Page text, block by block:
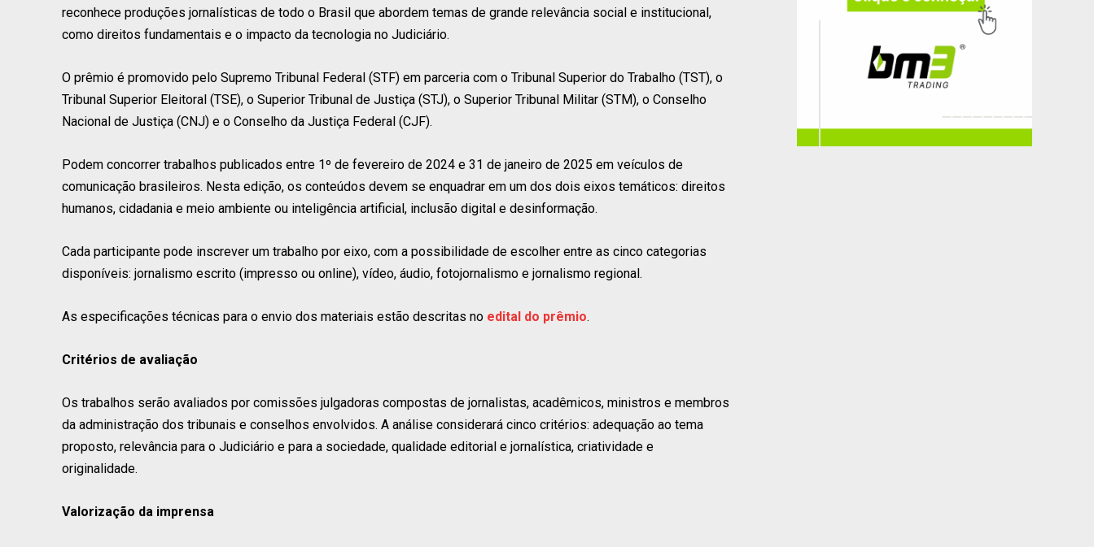
reconhece produções jornalísticas de todo o Brasil que abordem temas de grande relevância social e institucional,
como direitos fundamentais e o impacto da tecnologia no Judiciário.
O prêmio é promovido pelo Supremo Tribunal Federal (STF) em parceria com o Tribunal Superior do Trabalho (TST), o
Tribunal Superior Eleitoral (TSE), o Superior Tribunal de Justiça (STJ), o Superior Tribunal Militar (STM), o Conselho
Nacional de Justiça (CNJ) e o Conselho da Justiça Federal (CJF).
Podem concorrer trabalhos publicados entre 1º de fevereiro de 2024 e 31 de janeiro de 2025 em veículos de
comunicação brasileiros. Nesta edição, os conteúdos devem se enquadrar em um dos dois eixos temáticos: direitos
humanos, cidadania e meio ambiente ou inteligência artificial, inclusão digital e desinformação.
Cada participante pode inscrever um trabalho por eixo, com a possibilidade de escolher entre as cinco categorias
disponíveis: jornalismo escrito (impresso ou online), vídeo, áudio, fotojornalismo e jornalismo regional.
As especificações técnicas para o envio dos materiais estão descritas no edital do prêmio.
Critérios de avaliação
Os trabalhos serão avaliados por comissões julgadoras compostas de jornalistas, acadêmicos, ministros e membros
da administração dos tribunais e conselhos envolvidos. A análise considerará cinco critérios: adequação ao tema
proposto, relevância para o Judiciário e para a sociedade, qualidade editorial e jornalística, criatividade e
originalidade.
Valorização da imprensa